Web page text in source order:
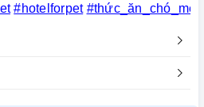
#hotelforpet #thức_ăn_chó_mèo